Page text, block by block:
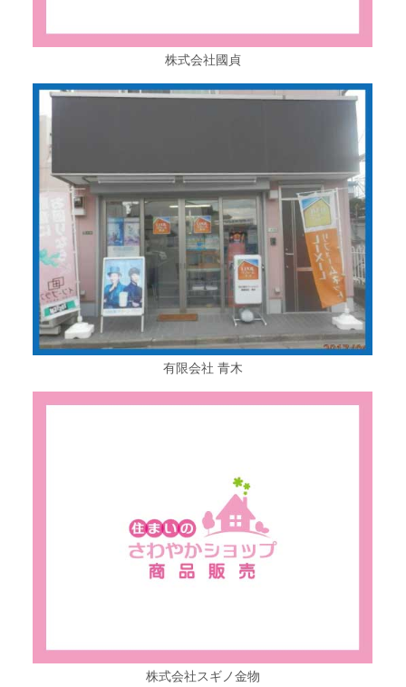
株式会社國貞
有限会社 青木
株式会社スギノ金物